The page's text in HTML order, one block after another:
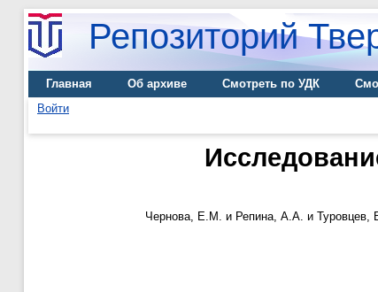
Репозиторий
Главная Об архиве Смотреть по УДК
Войти
Чернова, Е.М. и Репина, А.А. и Туровцев,